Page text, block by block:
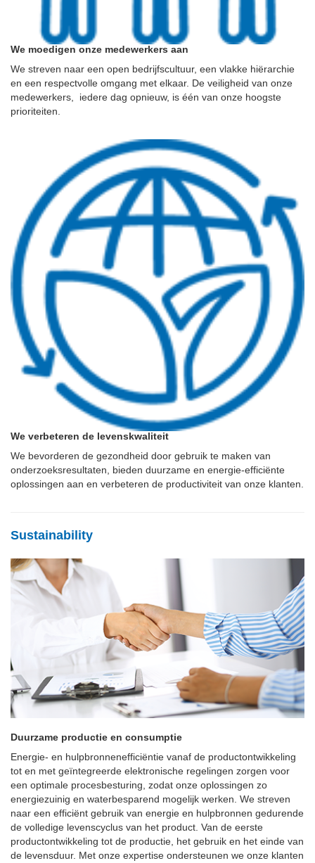
We moedigen onze medewerkers aan
We streven naar een open bedrijfscultuur, een vlakke hiërarchie
en een respectvolle omgang met elkaar. De veiligheid van onze
medewerkers, iedere dag opnieuw, is één van onze hoogste
prioriteiten.
We verbeteren de levenskwaliteit
We bevorderen de gezondheid door gebruik te maken van
onderzoeksresultaten, bieden duurzame en energie-efficiënte
oplossingen aan en verbeteren de productiviteit van onze klanten.
Sustainability
Duurzame productie en consumptie
Energie- en hulpbronnenefficiëntie vanaf de productontwikkeling
tot en met geïntegreerde elektronische regelingen zorgen voor
een optimale procesbesturing, zodat onze oplossingen zo
energiezuinig en waterbesparend mogelijk werken. We streven
naar een efficiënt gebruik van energie en hulpbronnen gedurende
de volledige levenscyclus van het product. Van de eerste
productontwikkeling tot de productie, het gebruik en het einde van
de levensduur. Met onze expertise ondersteunen we onze klanten